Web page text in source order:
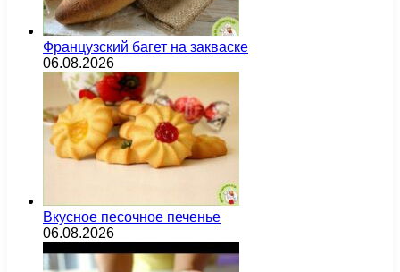
Французский багет на закваске
06.08.2026
Вкусное песочное печенье
06.08.2026